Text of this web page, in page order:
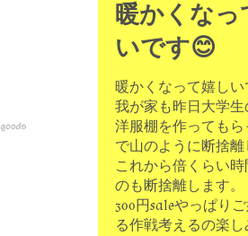
暖かくなっ
いです😊
暖かくなって嬉し
我が家も昨日大学
洋服棚を作ってもら
で山のように断捨離
これから倍くらい
のも断捨離します。
300円saleやっぱり
る作戦考えるの楽し